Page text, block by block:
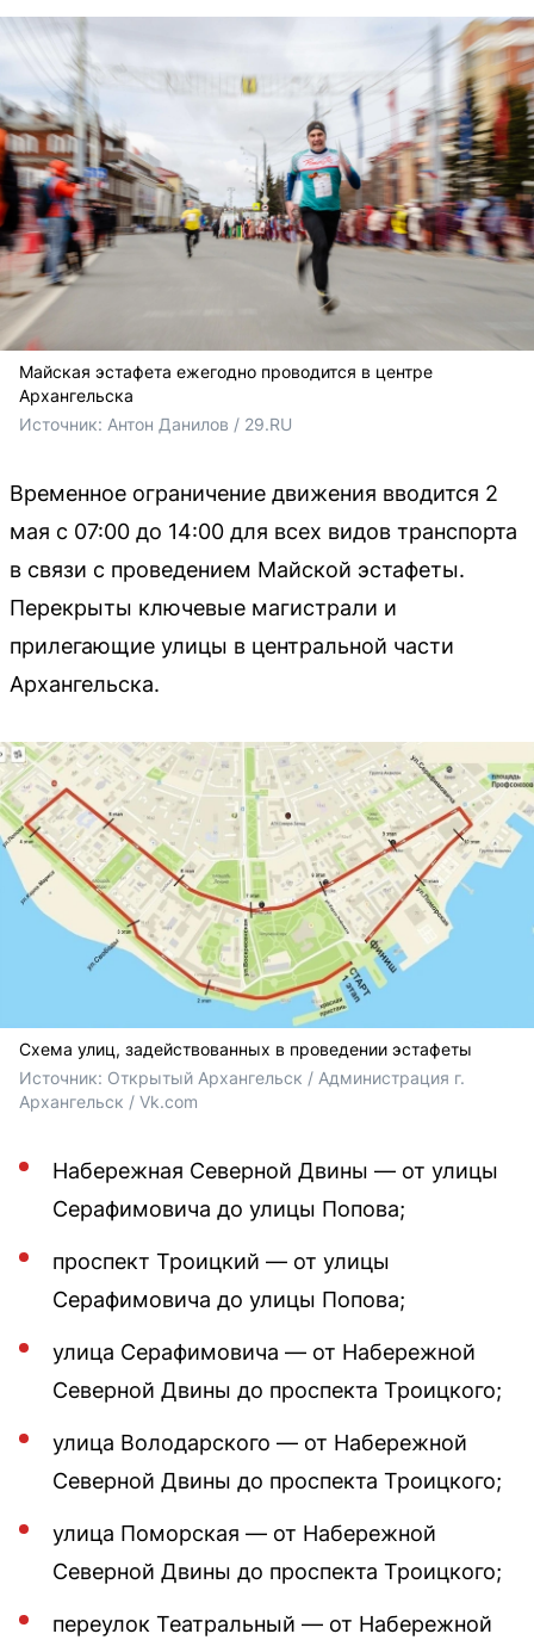
Майская эстафета ежегодно проводится в центре
Архангельска
Источник: Антон Данилов / 29.RU
Временное ограничение движения вводится 2
мая с 07:00 до 14:00 для всех видов транспорта
в связи с проведением Майской эстафеты.
Перекрыты ключевые магистрали и
прилегающие улицы в центральной части
Архангельска.
Схема улиц, задействованных в проведении эстафеты
Источник: Открытый Архангельск / Администрация г.
Архангельск / Vk.com
Набережная Северной Двины — от улицы
Серафимовича до улицы Попова;
проспект Троицкий — от улицы
Серафимовича до улицы Попова;
улица Серафимовича — от Набережной
Северной Двины до проспекта Троицкого;
улица Володарского — от Набережной
Северной Двины до проспекта Троицкого;
улица Поморская — от Набережной
Северной Двины до проспекта Троицкого;
переулок Театральный — от Набережной